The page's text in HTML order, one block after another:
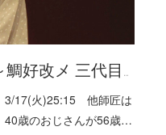
好改メ 三代目…
3/17(火)25:15 他師匠は
40歳のおじさんが56歳…